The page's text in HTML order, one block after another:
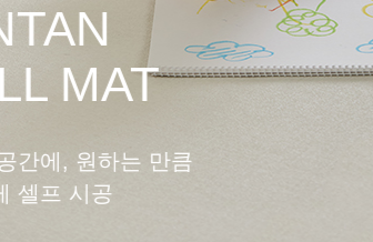
TABLE
장을 함께하는
이 소파